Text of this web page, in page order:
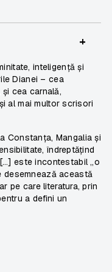
+
inteligență și
Dianei – cea
cea carnală,
al mai multor scrisori
Constanța, Mangalia și
îndreptățind
este incontestabil „o
desemnează această
pe care literatura, prin
a defini un